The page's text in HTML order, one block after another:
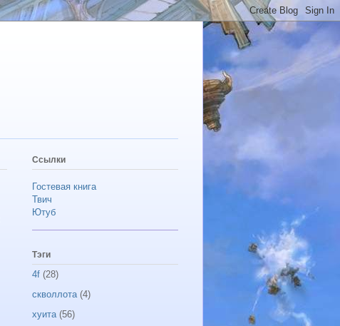
Ссылки
Гостевая книга
Твич
Ютуб
Тэги
4f (28)
скволлота (4)
хуита (56)